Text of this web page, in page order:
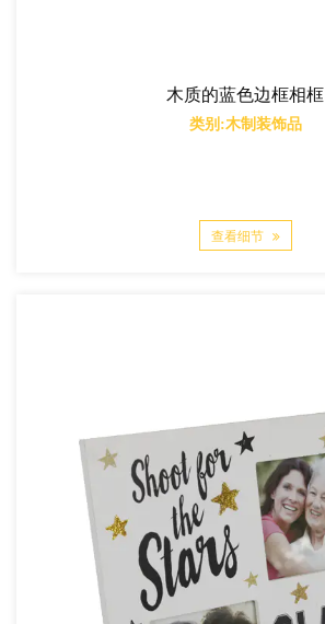
木质的蓝色边框相框
类别:木制装饰品
查看细节